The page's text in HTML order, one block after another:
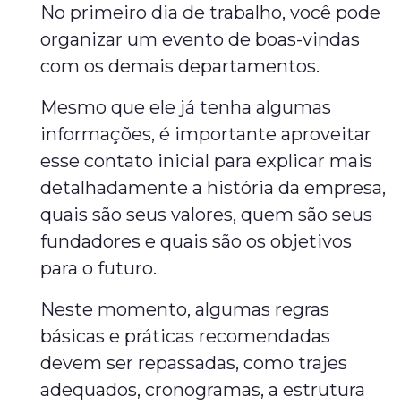
No primeiro dia de trabalho, você pode
organizar um evento de boas-vindas
com os demais departamentos.
Mesmo que ele já tenha algumas
informações, é importante aproveitar
esse contato inicial para explicar mais
detalhadamente a história da empresa,
quais são seus valores, quem são seus
fundadores e quais são os objetivos
para o futuro.
Neste momento, algumas regras
básicas e práticas recomendadas
devem ser repassadas, como trajes
adequados, cronogramas, a estrutura